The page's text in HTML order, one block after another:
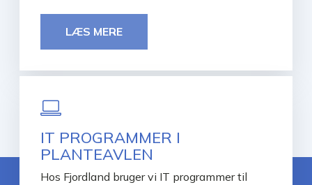
LÆS MERE
IT PROGRAMMER I
PLANTEAVLEN
Hos Fjordland bruger vi IT programmer til